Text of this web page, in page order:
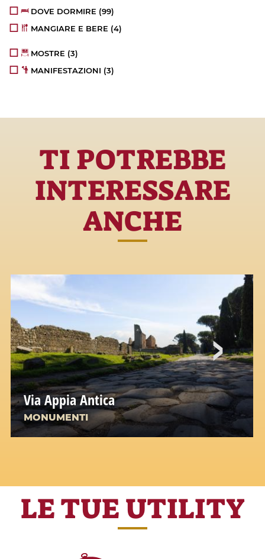
DOVE DORMIRE (99)
MANGIARE E BERE (4)
MOSTRE (3)
MANIFESTAZIONI (3)
TI POTREBBE
INTERESSARE
ANCHE
Via Appia Antica
MONUMENTI
LE TUE UTILITY